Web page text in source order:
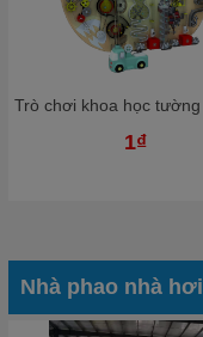
1₫
Nhà phao nhà hơi